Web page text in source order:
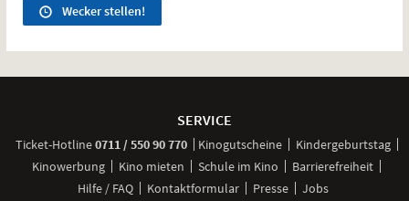
Wecker stellen!
SERVICE
Ticket-Hotline0711 / 550 90 770anrufen
Kinogutscheine
Kindergeburtstag
Kinowerbung
Kino mieten Schule im Kino
Barrierefreiheit
Hilfe / FAQ
Kontaktformular Presse Jobs